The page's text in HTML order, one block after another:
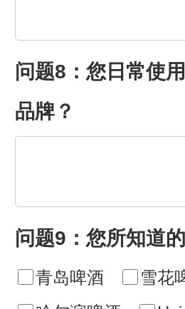
问题8：您日常使
品牌？
问题9：您所知道
青岛啤酒 雪花